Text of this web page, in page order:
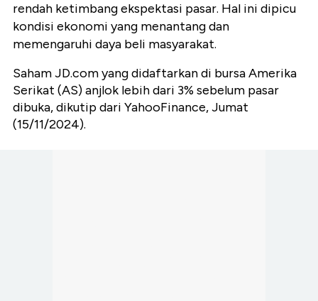
rendah ketimbang ekspektasi pasar. Hal ini dipicu
kondisi ekonomi yang menantang dan
memengaruhi daya beli masyarakat.
Saham JD.com yang didaftarkan di bursa Amerika
Serikat (AS) anjlok lebih dari 3% sebelum pasar
dibuka, dikutip dari YahooFinance, Jumat
(15/11/2024).